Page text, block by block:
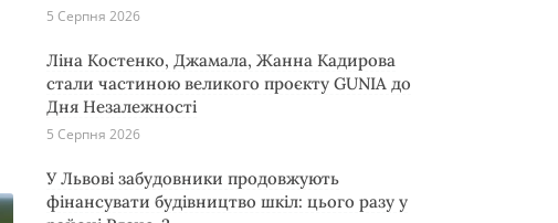
5 Серпня 2026
Ліна Костенко, Джамала, Жанна Кадирова
стали частиною великого проєкту GUNIA до
Дня Незалежності
5 Серпня 2026
У Львові забудовники продовжують
фінансувати будівництво шкіл: цього разу у